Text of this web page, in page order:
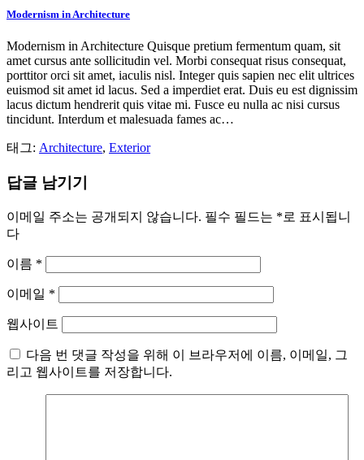
Modernism in Architecture
Modernism in Architecture Quisque pretium fermentum quam, sit
amet cursus ante sollicitudin vel. Morbi consequat risus consequat,
porttitor orci sit amet, iaculis nisl. Integer quis sapien nec elit ultrices
euismod sit amet id lacus. Sed a imperdiet erat. Duis eu est dignissim
lacus dictum hendrerit quis vitae mi. Fusce eu nulla ac nisi cursus
tincidunt. Interdum et malesuada fames ac…
태그: Architecture, Exterior
답글 남기기
이메일 주소는 공개되지 않습니다. 필수 필드는 *로 표시됩니
다
이름 *
이메일 *
웹사이트
다음 번 댓글 작성을 위해 이 브라우저에 이름, 이메일, 그
리고 웹사이트를 저장합니다.